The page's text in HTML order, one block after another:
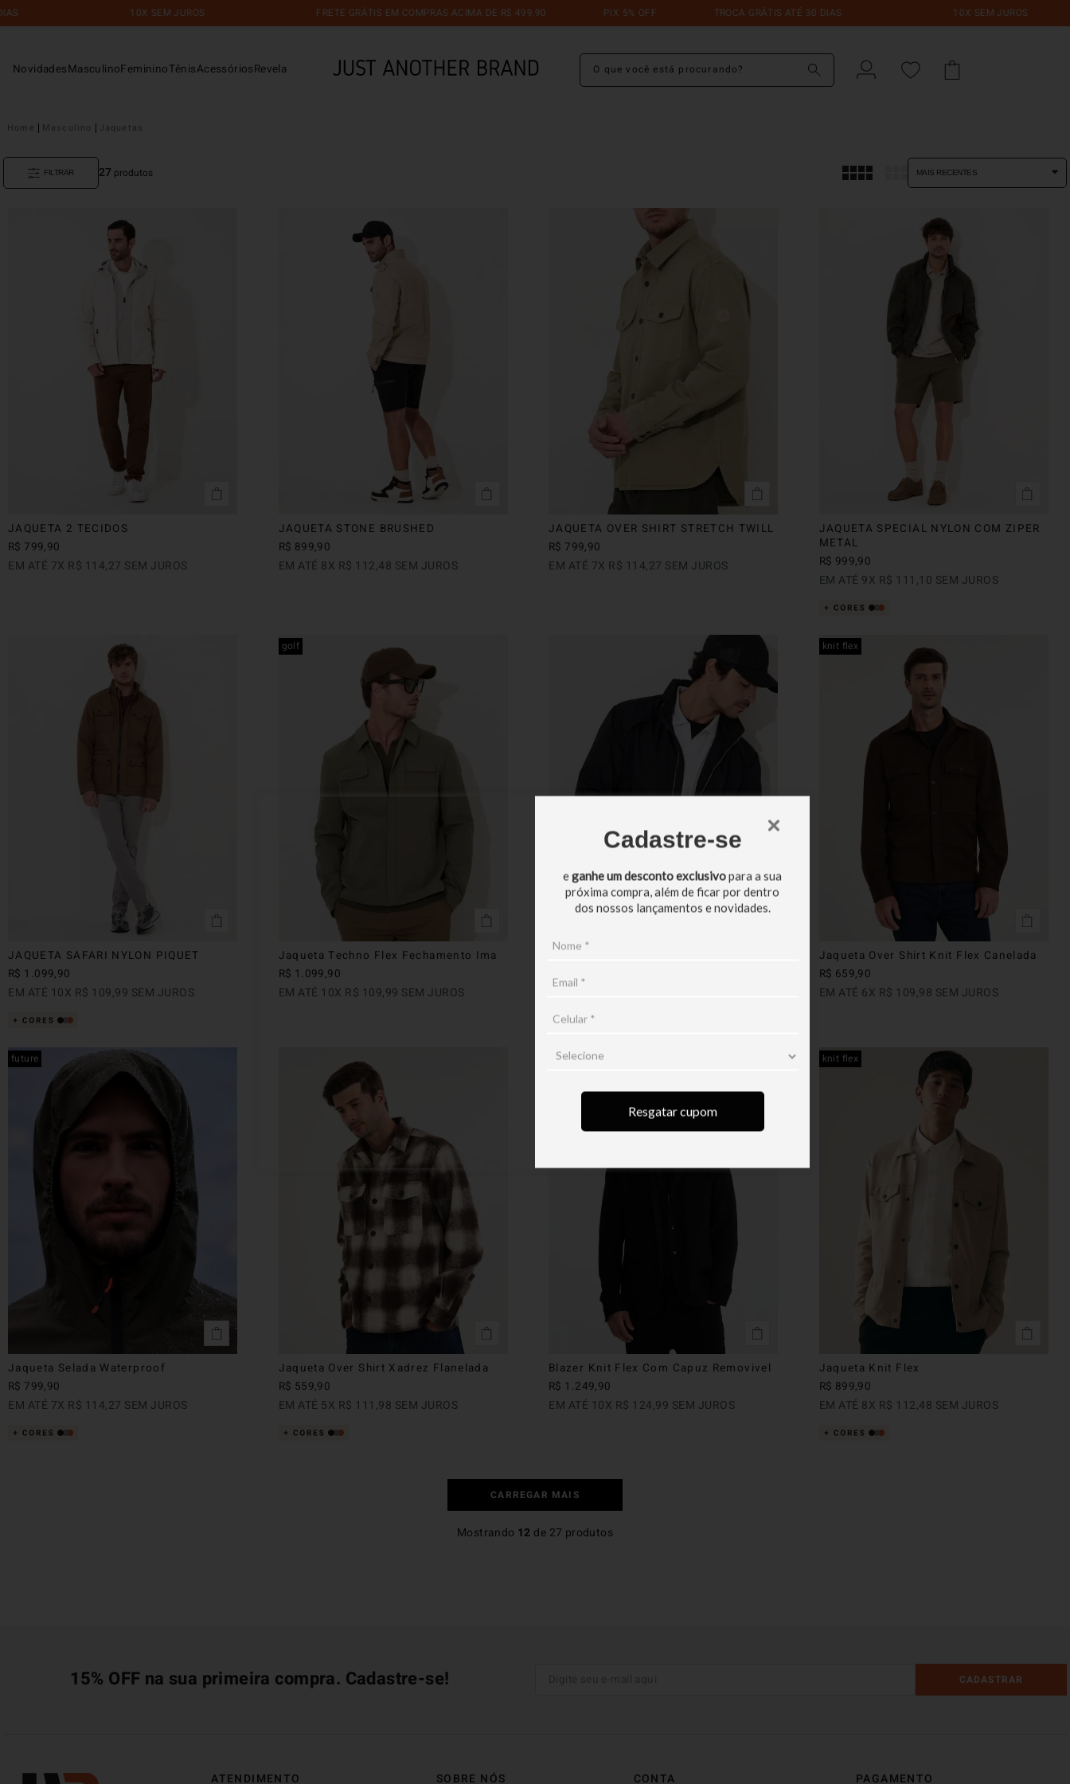
Cadastre-se
e ganhe um desconto exclusivopara a sua
próxima compra, além de ficar por dentro
dos nossos lançamentos e novidades.
Resgatar cupom
10X SEM JUROS FRETE GRÁTIS EM COMPRAS ACIMA DE R$ 499,90 PIX 5% OFF TROCA GRÁTIS ATÉ 30 DIAS 10X SEM JUROS
NovidadesMasculinoFemininoTênisAcessóriosRevela
O que você está procurando?
Masculino Jaquetas
FILTRAR 27 produtos MAIS RECENTES
JAQUETA 2 TECIDOS
R$ 799,90
EM ATÉ 7X R$ 114,27 SEM JUROS
JAQUETA STONE BRUSHED
R$ 899,90
EM ATÉ 8X R$ 112,48 SEM JUROS
JAQUETA OVER SHIRT STRETCH TWILL
R$ 799,90
EM ATÉ 7X R$ 114,27 SEM JUROS
JAQUETA SPECIAL NYLON COM ZIPER
METAL
R$ 999,90
EM ATÉ 9X R$ 111 ,10 SEM JUROS
JAQUETA SAFARI NYLON PIQUET
R$ 1 .099,90
EM ATÉ 10X R$ 109,99 SEM JUROS
golf
Jaqueta Techno Flex Fechamento Ima
R$ 1 . 099,90
EM ATÉ 10X R$ 109,99 SEM JUROS
R$
999
knit flex
Jaqueta Over Shirt Knit Flex Canelada
R$ 659,90
EM ATÉ 6X R$ 109,98 SEM JUROS
future
Jaqueta Selada Waterproof
R$ 799,90
EM ATÉ 7X R$ 114,27 SEM JUROS
Jaqueta Over Shirt Xadrez Flanelada
R$ 559,90
EM ATÉ 5X R$ 111 ,98 SEM JUROS
knit flex
Blazer Knit Flex Com Capuz Removivel
R$ 1 .249,90
EM ATÉ 10X R$ 124,99 SEM JUROS
knit flex
Jaqueta Knit Flex
R$ 899,90
EM ATÉ 8X R$ 112,48 SEM JUROS
Mostrando 12 de 27 produtos
15% OFF na sua primeira compra. Cadastre-se! CADASTRAR
ATENDIMENTO SOBRE NÓS CONTA PAGAMENTO